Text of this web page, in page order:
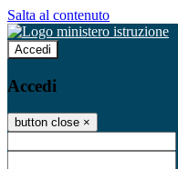
Salta al contenuto
Accedi
Accedi
button close ×